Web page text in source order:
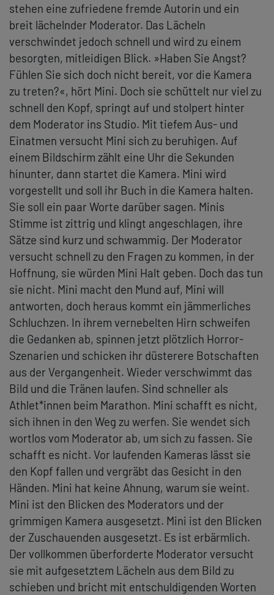
stehen eine zufriedene fremde Autorin und ein
breit lächelnder Moderator. Das Lächeln
verschwindet jedoch schnell und wird zu einem
besorgten, mitleidigen Blick. »Haben Sie Angst?
Fühlen Sie sich doch nicht bereit, vor die Kamera
zu treten?«, hört Mini. Doch sie schüttelt nur viel zu
schnell den Kopf, springt auf und stolpert hinter
dem Moderator ins Studio. Mit tiefem Aus- und
Einatmen versucht Mini sich zu beruhigen. Auf
einem Bildschirm zählt eine Uhr die Sekunden
hinunter, dann startet die Kamera. Mini wird
vorgestellt und soll ihr Buch in die Kamera halten.
Sie soll ein paar Worte darüber sagen. Minis
Stimme ist zittrig und klingt angeschlagen, ihre
Sätze sind kurz und schwammig. Der Moderator
versucht schnell zu den Fragen zu kommen, in der
Hoffnung, sie würden Mini Halt geben. Doch das tun
sie nicht. Mini macht den Mund auf, Mini will
antworten, doch heraus kommt ein jämmerliches
Schluchzen. In ihrem vernebelten Hirn schweifen
die Gedanken ab, spinnen jetzt plötzlich Horror-
Szenarien und schicken ihr düsterere Botschaften
aus der Vergangenheit. Wieder verschwimmt das
Bild und die Tränen laufen. Sind schneller als
Athlet*innen beim Marathon. Mini schafft es nicht,
sich ihnen in den Weg zu werfen. Sie wendet sich
wortlos vom Moderator ab, um sich zu fassen. Sie
schafft es nicht. Vor laufenden Kameras lässt sie
den Kopf fallen und vergräbt das Gesicht in den
Händen. Mini hat keine Ahnung, warum sie weint.
Mini ist den Blicken des Moderators und der
grimmigen Kamera ausgesetzt. Mini ist den Blicken
der Zuschauenden ausgesetzt. Es ist erbärmlich.
Der vollkommen überforderte Moderator versucht
sie mit aufgesetztem Lächeln aus dem Bild zu
schieben und bricht mit entschuldigenden Worten